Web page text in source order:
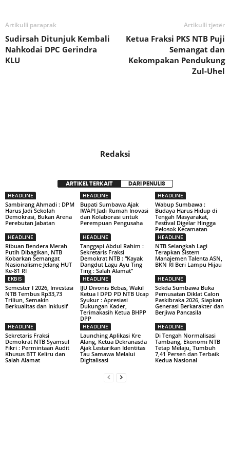
Artikulli paraprak
Sudirsah Ditunjuk Kembali
Nahkodai DPC Gerindra
KLU
Artikulli tjetër
Ketua Fraksi PKS NTB Puji
Semangat dan
Kekompakan Pendukung
Zul-Uhel
Redaksi
ARTIKEL TERKAIT DARI PENULIS
HEADLINE
Sambirang Ahmadi : DPM
Harus Jadi Sekolah
Demokrasi, Bukan Arena
Perebutan Jabatan
HEADLINE
Bupati Sumbawa Ajak
IWAPI Jadi Rumah Inovasi
dan Kolaborasi untuk
Perempuan Pengusaha
HEADLINE
Wabup Sumbawa :
Budaya Harus Hidup di
Tengah Masyarakat,
Festival Digelar Hingga
Pelosok Kecamatan
HEADLINE
Ribuan Bendera Merah
Putih Dibagikan, NTB
Kobarkan Semangat
Nasionalisme Jelang HUT
Ke-81 RI
HEADLINE
Tanggapi Abdul Rahim :
Sekretaris Fraksi
Demokrat NTB : “Kayak
Dangdut Lagu Ayu Ting
Ting : Salah Alamat”
HEADLINE
NTB Selangkah Lagi
Terapkan Sistem
Manajemen Talenta ASN,
BKN RI Beri Lampu Hijau
EKBIS
Semester I 2026, Investasi
NTB Tembus Rp33,73
Triliun, Semakin
Berkualitas dan Inklusif
HEADLINE
IJU Divonis Bebas, Wakil
Ketua I DPD PD NTB Ucap
Syukur : Apresiasi
Dukungan Kader,
Terimakasih Ketua BHPP
DPP
HEADLINE
Sekda Sumbawa Buka
Pemusatan Diklat Calon
Paskibraka 2026, Siapkan
Generasi Berkarakter dan
Berjiwa Pancasila
HEADLINE
Sekretaris Fraksi
Demokrat NTB Syamsul
Fikri : Permintaan Audit
Khusus BTT Keliru dan
Salah Alamat
HEADLINE
Launching Aplikasi Kre
Alang, Ketua Dekranasda
Ajak Lestarikan Identitas
Tau Samawa Melalui
Digitalisasi
HEADLINE
Di Tengah Normalisasi
Tambang, Ekonomi NTB
Tetap Melaju, Tumbuh
7,41 Persen dan Terbaik
Kedua Nasional